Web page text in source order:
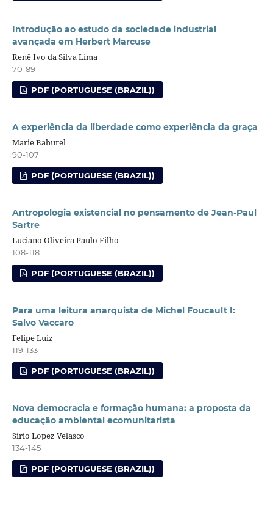
Introdução ao estudo da sociedade industrial
avançada em Herbert Marcuse
Renê Ivo da Silva Lima
70-89
PDF (PORTUGUESE (BRAZIL))
A experiência da liberdade como experiência da graça
Marie Bahurel
90-107
PDF (PORTUGUESE (BRAZIL))
Antropologia existencial no pensamento de Jean-Paul
Sartre
Luciano Oliveira Paulo Filho
108-118
PDF (PORTUGUESE (BRAZIL))
Para uma leitura anarquista de Michel Foucault I:
Salvo Vaccaro
Felipe Luiz
119-133
PDF (PORTUGUESE (BRAZIL))
Nova democracia e formação humana: a proposta da
educação ambiental ecomunitarista
Sirio Lopez Velasco
134-145
PDF (PORTUGUESE (BRAZIL))